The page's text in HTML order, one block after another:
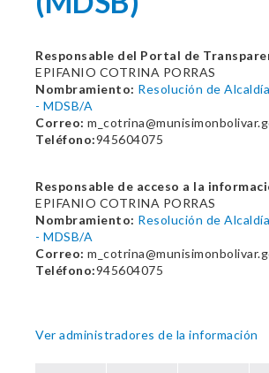
Responsable del Portal de
EPIFANIO COTRINA PORRAS
Nombramiento: Resolución de
- MDSB/A
Correo:
Teléfono:945604075
Responsable de acceso a la
EPIFANIO COTRINA PORRAS
Nombramiento: Resolución de
- MDSB/A
Correo:
Teléfono:945604075
Ver administradores de la información